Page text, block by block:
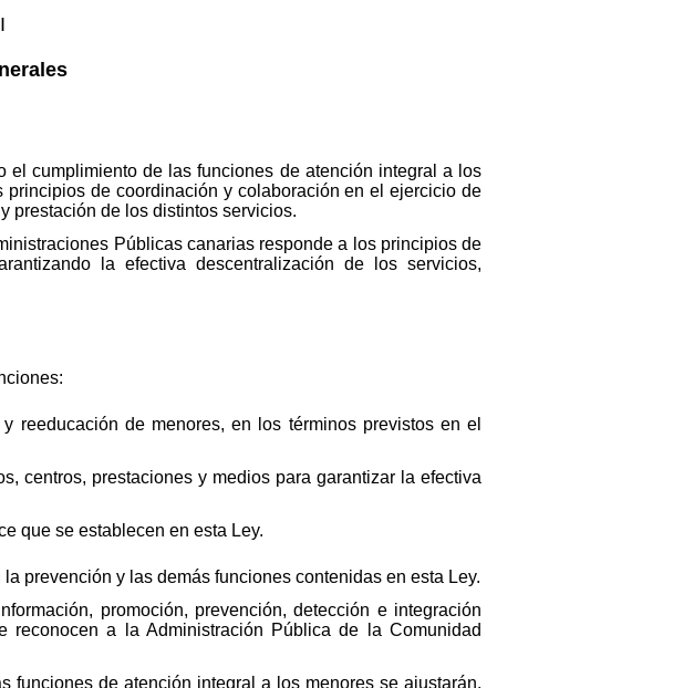
cumplimiento de las funciones de atención integral a los
de coordinación y colaboración en el ejercicio de
prestación de los distintos servicios.
Públicas canarias responde a los principios de
la efectiva descentralización de los servicios,
de menores, en los términos previstos en el
centros, prestaciones y medios para garantizar la efectiva
que se establecen en esta Ley.
prevención y las demás funciones contenidas en esta Ley.
promoción, prevención, detección e integración
a la Administración Pública de la Comunidad
de atención integral a los menores se ajustarán,